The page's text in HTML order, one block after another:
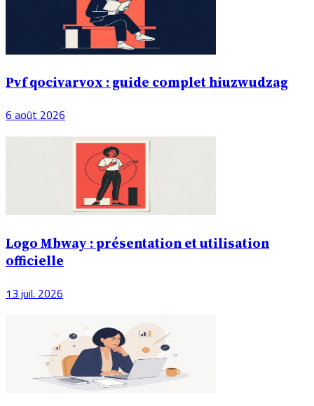
Pvf qocivarvox : guide complet hiuzwudzag
6 août 2026
Logo Mbway : présentation et utilisation
officielle
13 juil. 2026